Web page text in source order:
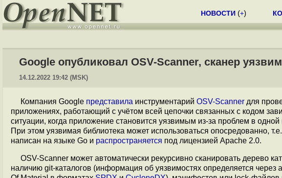
НОВОСТИ (+)
Google опубликовал OSV-Scanner, сканер
14.12.2022 19:42 (MSK)
Компания Google представила инструментарий OSV-Scanner для
приложениях, работающий с учётом всей цепочки связанных с кодом
ситуации, когда приложение становится уязвимым из-за проблем в
При этом уязвимая библиотека может использоваться опосредованно,
написан на языке Go и распространяется под лицензией Apache 2.0.
OSV-Scanner может автоматически рекурсивно сканировать дерево
наличию git-каталогов (информация об уязвимостях определяется